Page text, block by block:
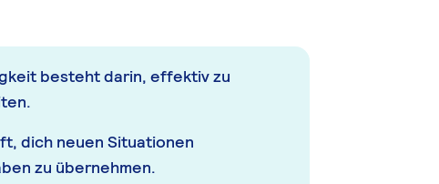
besteht darin, effektiv zu
dich neuen Situationen
zu übernehmen.